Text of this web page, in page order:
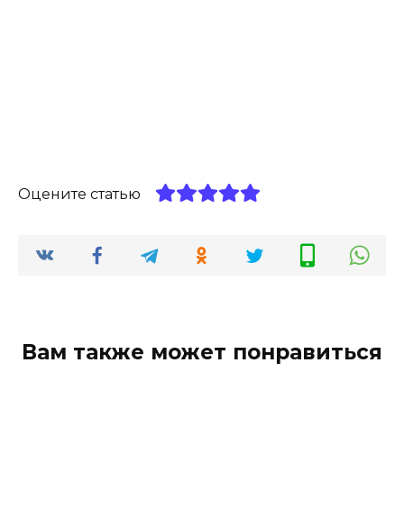
Оцените статью
Вам также может понравиться